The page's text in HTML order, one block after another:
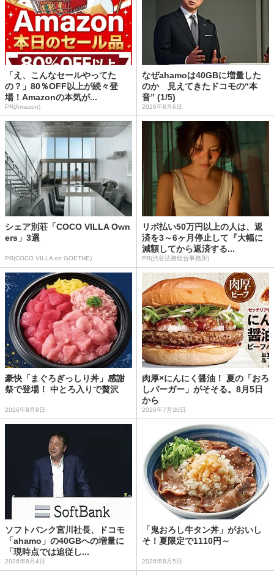
「え、こんなセールやってた
の？」80％OFF以上が続々登
場！Amazonの本気が...
PR(Amazon)
なぜahamoは40GBに増量した
のか 見えてきたドコモの“本
音” (1/5)
2026年8月6日
シェア別荘「COCO VILLA Own
ers」3選
PR(COCO VILLA on GOETHE)
リボ払い50万円以上の人は、返
済を3～6ヶ月停止して『大幅に
減額してから返済する...
PR(渋谷法務総合事務所)
豪快「まぐろぎっしり丼」感謝
祭で登場！ 中とろ入りで贅沢
2026年8月8日
肉厚×にんにく醤油！ 夏の「おろ
しバーガー」がそそる。8月5日
から
2026年7月30日
ソフトバンク宮川社長、ドコモ
「ahamo」の40GBへの増量に
「現時点では追従し...
2026年8月4日
「鬼おろし牛タン丼」がおいし
そ！夏限定で1110円～
2026年8月5日